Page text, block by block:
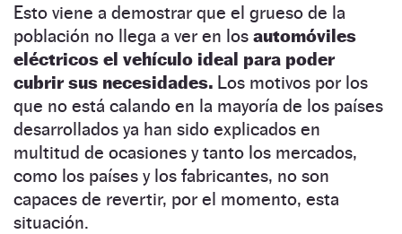
Esto viene a demostrar que el grueso de la
población no llega a ver en los automóviles
eléctricos el vehículo ideal para poder
cubrir sus necesidades. Los motivos por los
que no está calando en la mayoría de los países
desarrollados ya han sido explicados en
multitud de ocasiones y tanto los mercados,
como los países y los fabricantes, no son
capaces de revertir, por el momento, esta
situación.